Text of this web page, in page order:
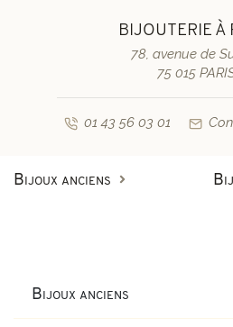
BIJOUTERIE À
78, avenue de
75 015
01 43 56 03 01
Bijoux anciens
Boucles d'oreilles anciennes
Bijoux anciens